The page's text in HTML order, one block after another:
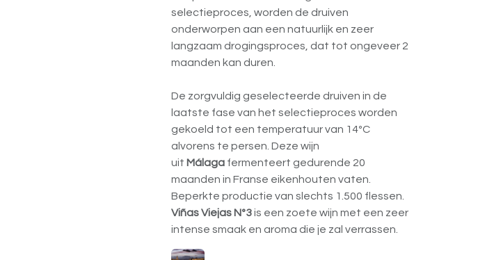
selectieproces, worden de druiven
onderworpen aan een natuurlijk en zeer
langzaam drogingsproces, dat tot ongeveer 2
maanden kan duren.
De zorgvuldig geselecteerde druiven in de
laatste fase van het selectieproces worden
gekoeld tot een temperatuur van 14ºC
alvorens te persen. Deze wijn
uit Málagafermenteert gedurende 20
maanden in Franse eikenhouten vaten.
Beperkte productie van slechts 1.500 flessen.
Viñas Viejas Nº3is een zoete wijn met een zeer
intense smaak en aroma die je zal verrassen.